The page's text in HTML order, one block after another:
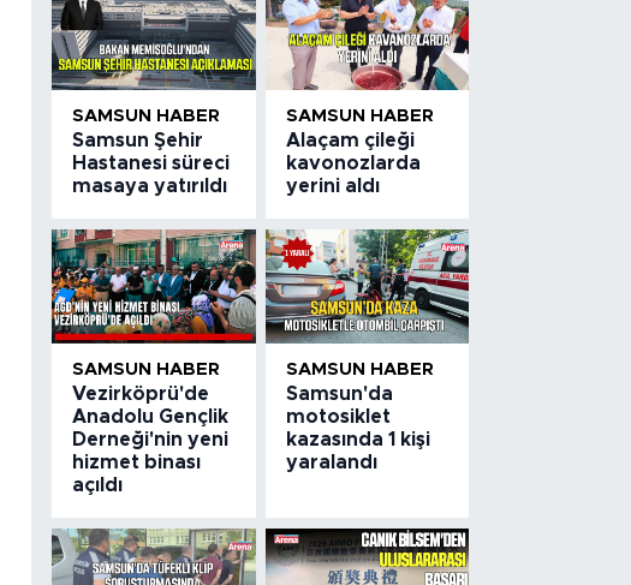
SAMSUN HABER
Samsun Şehir
Hastanesi süreci
masaya yatırıldı
SAMSUN HABER
Alaçam çileği
kavonozlarda
yerini aldı
SAMSUN HABER
Vezirköprü'de
Anadolu Gençlik
Derneği'nin yeni
hizmet binası
açıldı
SAMSUN HABER
Samsun'da
motosiklet
kazasında 1 kişi
yaralandı